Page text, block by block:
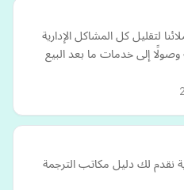
لتقليل كل المشاكل الإدارية
وصولًا إلى خدمات ما بعد البيع
نقدم لك دليل مكاتب الترجمة